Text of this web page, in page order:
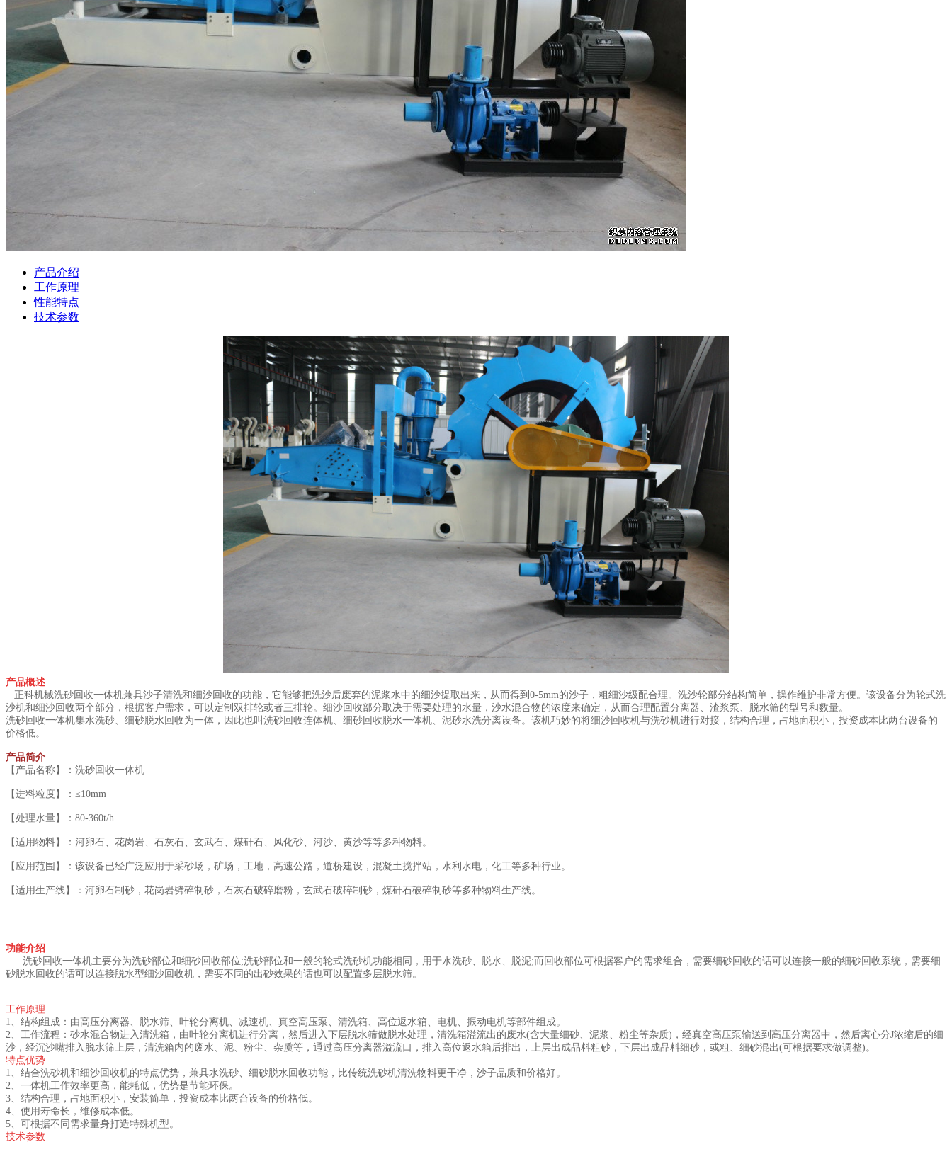
产品介绍
工作原理
性能特点
技术参数
产品概述
正科机械洗砂回收一体机兼具沙子清洗和细沙回收的功能，它能够把洗沙后废弃的泥浆水中的细沙提取出来，从而得到0-5mm的沙子，粗细沙级配合理。洗沙轮部分结构简单，操作维护非常方便。该设备分为轮式洗
沙机和细沙回收两个部分，根据客户需求，可以定制双排轮或者三排轮。细沙回收部分取决于需要处理的水量，沙水混合物的浓度来确定，从而合理配置分离器、渣浆泵、脱水筛的型号和数量。
洗砂回收一体机集水洗砂、细砂脱水回收为一体，因此也叫洗砂回收连体机、细砂回收脱水一体机、泥砂水洗分离设备。该机巧妙的将细沙回收机与洗砂机进行对接，结构合理，占地面积小，投资成本比两台设备的
价格低。
产品简介
【产品名称】：洗砂回收一体机
【进料粒度】：≤10mm
【处理水量】：80-360t/h
【适用物料】：河卵石、花岗岩、石灰石、玄武石、煤矸石、风化砂、河沙、黄沙等等多种物料。
【应用范围】：该设备已经广泛应用于采砂场，矿场，工地，高速公路，道桥建设，混凝土搅拌站，水利水电，化工等多种行业。
【适用生产线】：河卵石制砂，花岗岩劈碎制砂，石灰石破碎磨粉，玄武石破碎制砂，煤矸石破碎制砂等多种物料生产线。
功能介绍
洗砂回收一体机主要分为洗砂部位和细砂回收部位;洗砂部位和一般的轮式洗砂机功能相同，用于水洗砂、脱水、脱泥;而回收部位可根据客户的需求组合，需要细砂回收的话可以连接一般的细砂回收系统，需要细
砂脱水回收的话可以连接脱水型细沙回收机，需要不同的出砂效果的话也可以配置多层脱水筛。
工作原理
1、结构组成：由高压分离器、脱水筛、叶轮分离机、减速机、真空高压泵、清洗箱、高位返水箱、电机、振动电机等部件组成。
2、工作流程：砂水混合物进入清洗箱，由叶轮分离机进行分离，然后进入下层脱水筛做脱水处理，清洗箱溢流出的废水(含大量细砂、泥浆、粉尘等杂质)，经真空高压泵输送到高压分离器中，然后离心分J浓缩后的细
沙，经沉沙嘴排入脱水筛上层，清洗箱内的废水、泥、粉尘、杂质等，通过高压分离器溢流口，排入高位返水箱后排出，上层出成品料粗砂，下层出成品料细砂，或粗、细砂混出(可根据要求做调整)。
特点优势
1、结合洗砂机和细沙回收机的特点优势，兼具水洗砂、细砂脱水回收功能，比传统洗砂机清洗物料更干净，沙子品质和价格好。
2、一体机工作效率更高，能耗低，优势是节能环保。
3、结构合理，占地面积小，安装简单，投资成本比两台设备的价格低。
4、使用寿命长，维修成本低。
5、可根据不同需求量身打造特殊机型。
技术参数